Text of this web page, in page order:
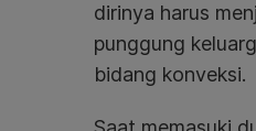
dirinya harus
punggung
bidang konveksi.